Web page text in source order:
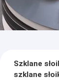
Szklane
szklane